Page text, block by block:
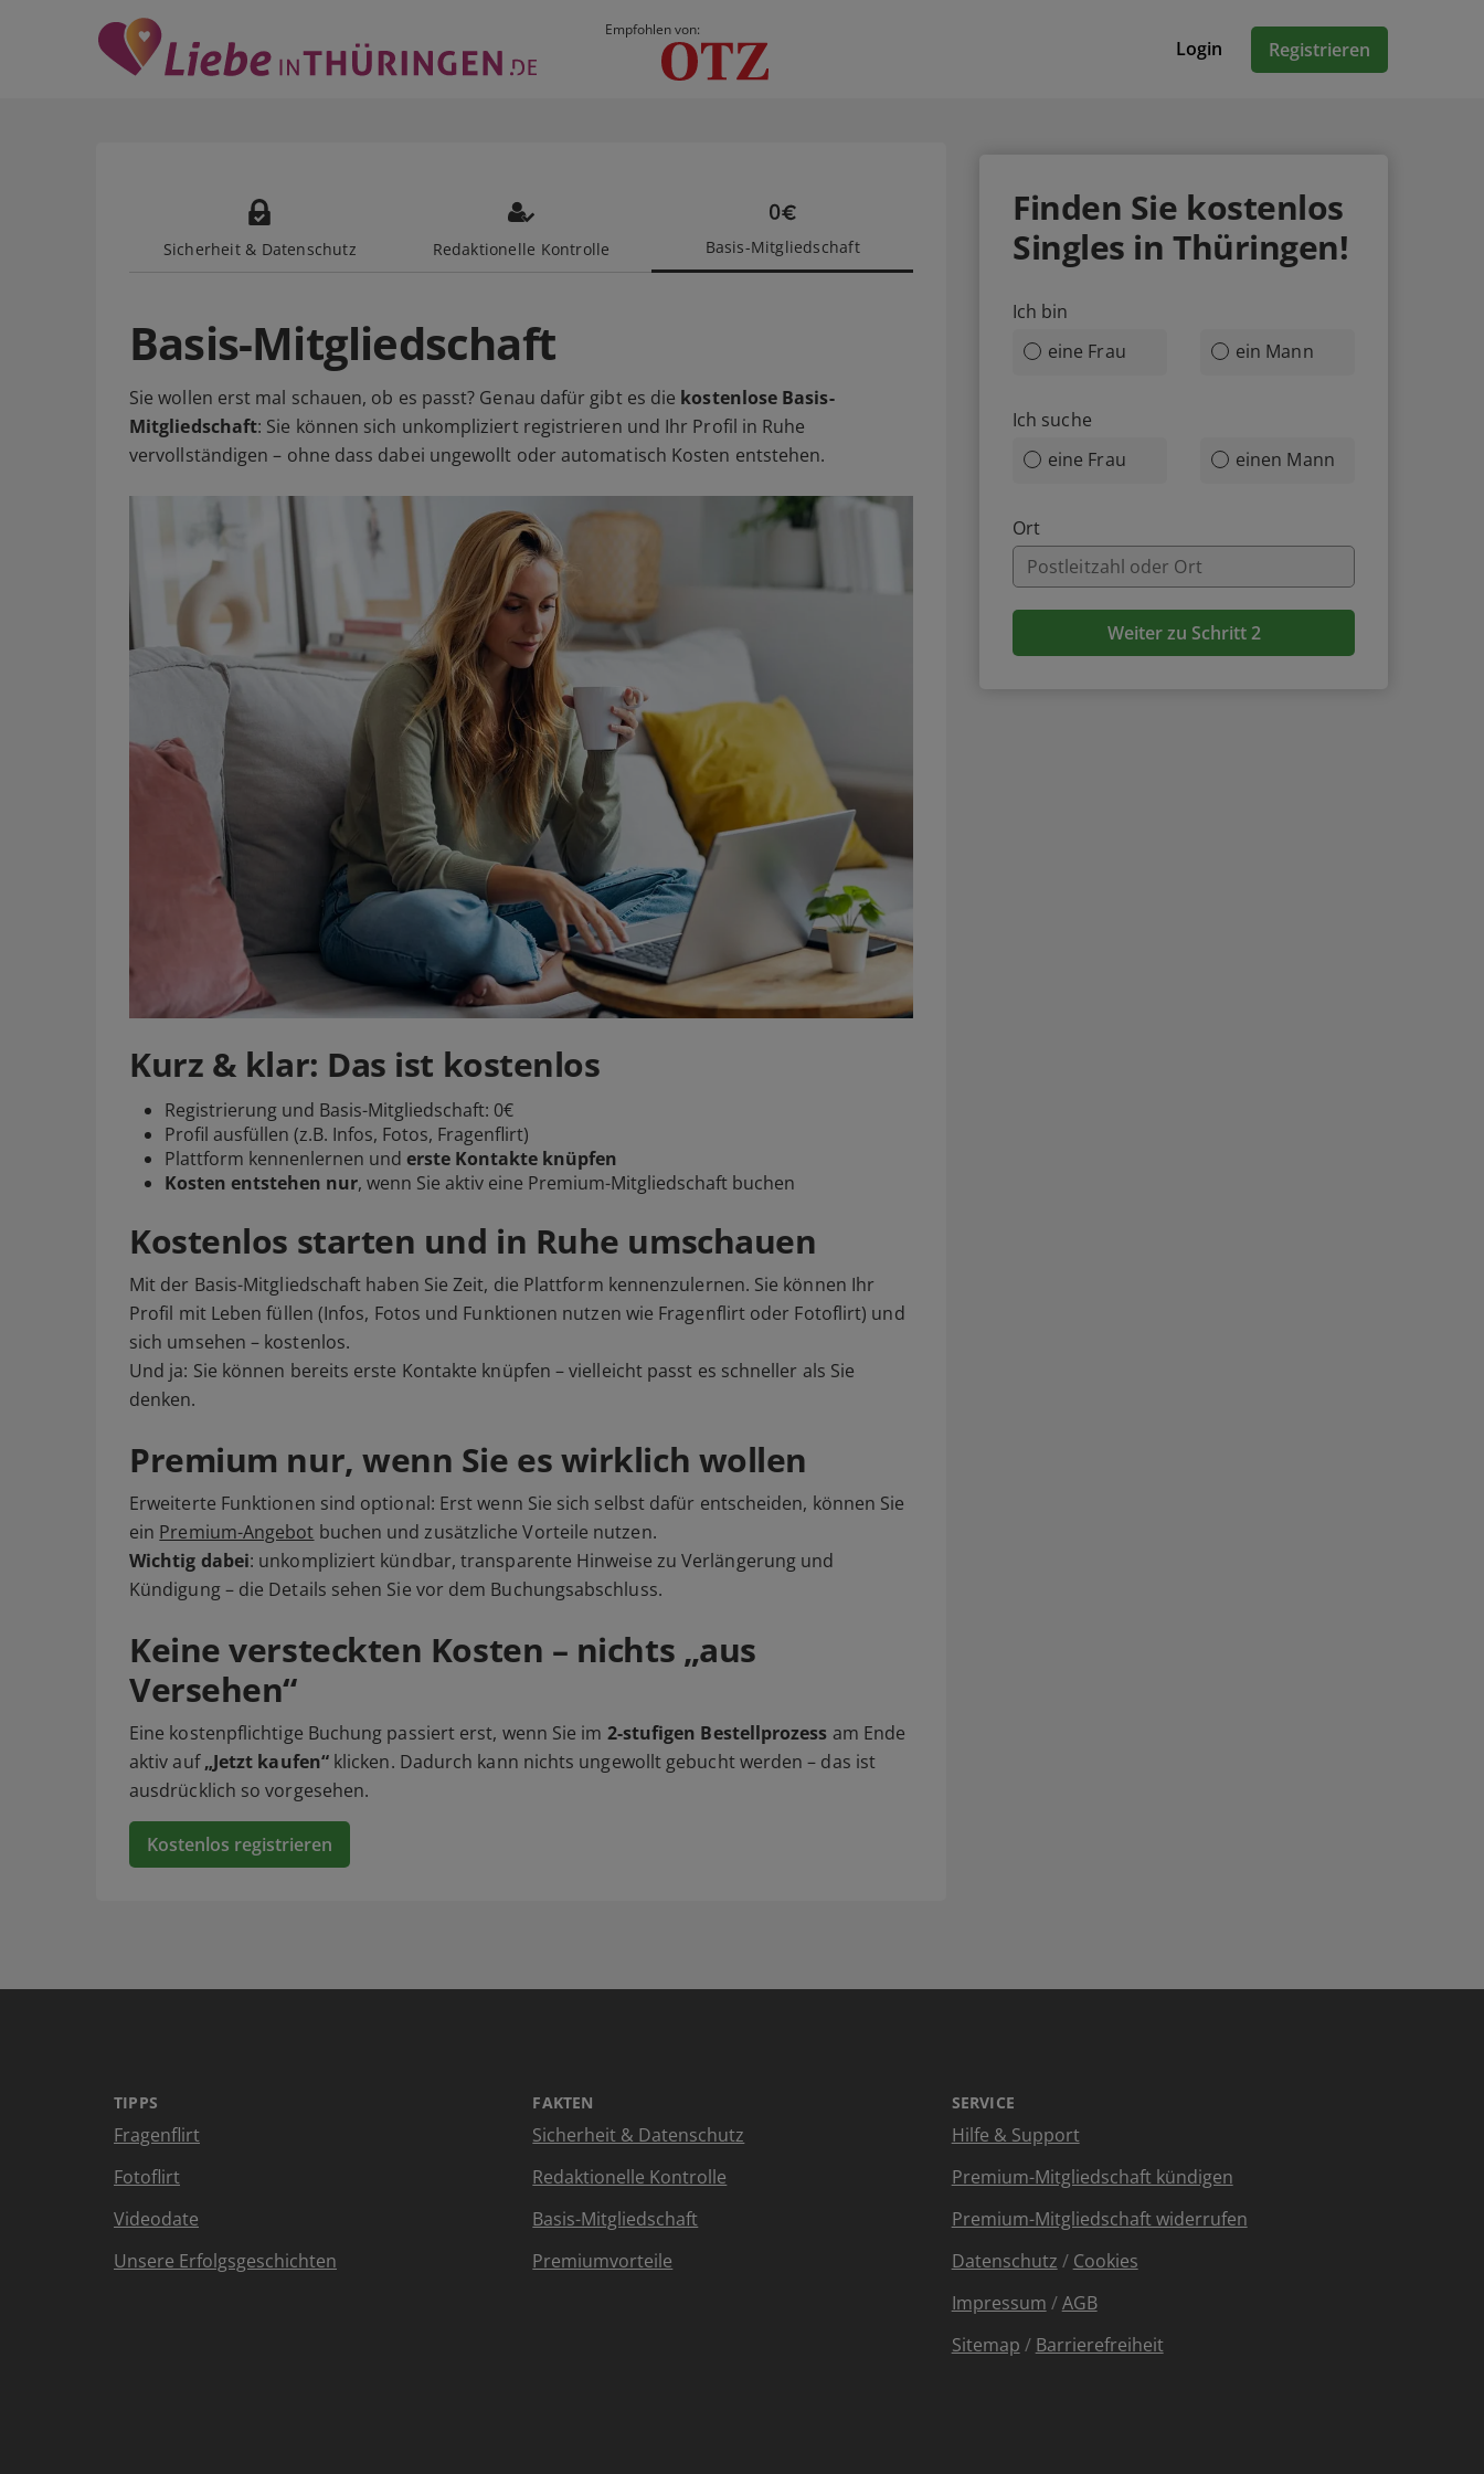
Empfohlen von:
Login Registrieren
Sicherheit & Datenschutz Redaktionelle Kontrolle Basis-Mitgliedschaft
Basis-Mitgliedschaft
Sie wollen erst mal schauen, ob es passt? Genau dafür gibt es die kostenlose Basis-
Mitgliedschaft: Sie können sich unkompliziert registrieren und Ihr Profil in Ruhe
vervollständigen – ohne dass dabei ungewollt oder automatisch Kosten entstehen.
Kurz & klar: Das ist kostenlos
Registrierung und Basis-Mitgliedschaft: 0€
Profil ausfüllen (z.B. Infos, Fotos, Fragenflirt)
Plattform kennenlernen und erste Kontakte knüpfen
Kosten entstehen nur, wenn Sie aktiv eine Premium-Mitgliedschaft buchen
Kostenlos starten und in Ruhe umschauen
Mit der Basis-Mitgliedschaft haben Sie Zeit, die Plattform kennenzulernen. Sie können Ihr
Profil mit Leben füllen (Infos, Fotos und Funktionen nutzen wie Fragenflirt oder Fotoflirt) und
sich umsehen – kostenlos.
Und ja: Sie können bereits erste Kontakte knüpfen – vielleicht passt es schneller als Sie
denken.
Premium nur, wenn Sie es wirklich wollen
Erweiterte Funktionen sind optional: Erst wenn Sie sich selbst dafür entscheiden, können Sie
ein Premium-Angebot buchen und zusätzliche Vorteile nutzen.
Wichtig dabei: unkompliziert kündbar, transparente Hinweise zu Verlängerung und
Kündigung – die Details sehen Sie vor dem Buchungsabschluss.
Keine versteckten Kosten – nichts „aus
Versehen“
Eine kostenpflichtige Buchung passiert erst, wenn Sie im 2-stufigen Bestellprozess am Ende
aktiv auf„Jetzt kaufen“klicken. Dadurch kann nichts ungewollt gebucht werden – das ist
ausdrücklich so vorgesehen.
Kostenlos registrieren
Finden Sie kostenlos
Singles in Thüringen!
Ich bin
eine Frau
ein Mann
Ich suche
eine Frau
einen Mann
Ort
Weiter zu Schritt 2
TIPPS
Fragenflirt
Fotoflirt
Videodate
Unsere Erfolgsgeschichten
FAKTEN
Sicherheit & Datenschutz
Redaktionelle Kontrolle
Basis-Mitgliedschaft
Premiumvorteile
SERVICE
Hilfe & Support
Premium-Mitgliedschaft kündigen
Premium-Mitgliedschaft widerrufen
Datenschutz / Cookies
Impressum /AGB
Sitemap / Barrierefreiheit